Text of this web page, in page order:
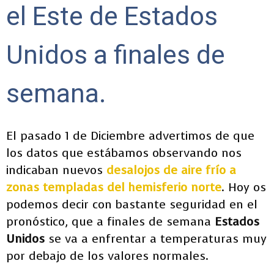
el Este de Estados
Unidos a finales de
semana.
El pasado 1 de Diciembre advertimos de que
los datos que estábamos observando nos
indicaban nuevos desalojos de aire frío a
zonas templadas del hemisferio norte. Hoy os
podemos decir con bastante seguridad en el
pronóstico, que a finales de semana Estados
Unidos se va a enfrentar a temperaturas muy
por debajo de los valores normales.